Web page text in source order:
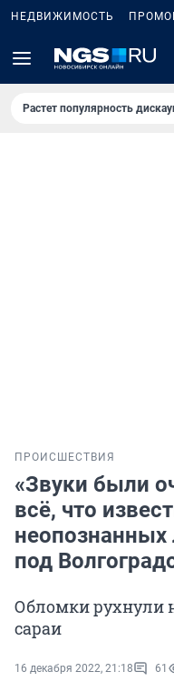
НЕДВИЖИМОСТЬ
Растет популярность
ПРОИСШЕСТВИЯ
«Звуки были
всё, что
под
Обломки рухнули
сараи
16 декабря 2022, 21:18 61